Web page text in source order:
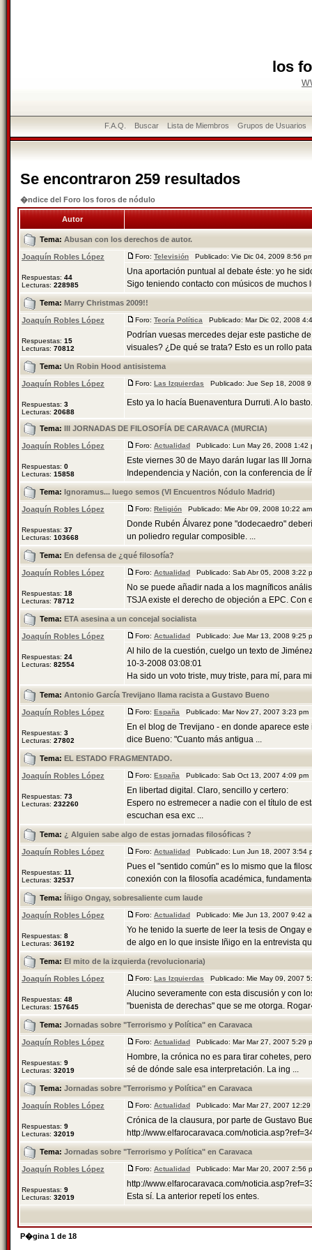
los
F.A.Q. Buscar Lista de Miembros Grupos de Usuarios
Se encontraron 259 resultados
�ndice del Foro los foros de nódulo
Autor
Tema: Abusan con los derechos de autor.
Joaquín Robles López
Respuestas: 44
Lecturas: 228985
Foro: Televisión Publicado: Vie Dic 04, 2009 8:56
Una aportación puntual al debate éste: yo he
Sigo teniendo contacto con músicos de muchos
Tema: Marry Christmas 2009!!
Joaquín Robles López
Respuestas: 15
Lecturas: 70812
Foro: Teoría Política Publicado: Mar Dic 02, 2008
Podrían vuesas mercedes dejar este pastiche
visuales? ¿De qué se trata? Esto es un rollo
Tema: Un Robin Hood antisistema
Joaquín Robles López
Respuestas: 3
Lecturas: 20688
Foro: Las Izquierdas Publicado: Jue Sep 18, 2008
Esto ya lo hacía Buenaventura Durruti. A lo
Tema: III JORNADAS DE FILOSOFÍA DE CARAVACA (MURCIA)
Joaquín Robles López
Respuestas: 0
Lecturas: 15858
Foro: Actualidad Publicado: Lun May 26, 2008
Este viernes 30 de Mayo darán lugar las III
Independencia y Nación, con la conferencia de
Tema: Ignoramus... luego semos (VI Encuentros Nódulo Madrid)
Joaquín Robles López
Respuestas: 37
Lecturas: 103668
Foro: Religión Publicado: Mie Abr 09, 2008 10:22
Donde Rubén Álvarez pone "dodecaedro"
un poliedro regular composible. ...
Tema: En defensa de ¿qué filosofía?
Joaquín Robles López
Respuestas: 18
Lecturas: 78712
Foro: Actualidad Publicado: Sab Abr 05, 2008
No se puede añadir nada a los magníficos
TSJA existe el derecho de objeción a EPC. Con
Tema: ETA asesina a un concejal socialista
Joaquín Robles López
Respuestas: 24
Lecturas: 82554
Foro: Actualidad Publicado: Jue Mar 13, 2008
Al hilo de la cuestión, cuelgo un texto de
10-3-2008 03:08:01
Ha sido un voto triste, muy triste, para mí, para
Tema: Antonio García Trevijano llama racista a Gustavo Bueno
Joaquín Robles López
Respuestas: 3
Lecturas: 27802
Foro: España Publicado: Mar Nov 27, 2007 3:23
En el blog de Trevijano - en donde aparece
dice Bueno: "Cuanto más antigua ...
Tema: EL ESTADO FRAGMENTADO.
Joaquín Robles López
Respuestas: 73
Lecturas: 232260
Foro: España Publicado: Sab Oct 13, 2007 4:09
En libertad digital. Claro, sencillo y certero:
Espero no estremecer a nadie con el título de
escuchan esa exc ...
Tema: ¿ Alguien sabe algo de estas jornadas filosóficas ?
Joaquín Robles López
Respuestas: 11
Lecturas: 32537
Foro: Actualidad Publicado: Lun Jun 18, 2007
Pues el "sentido común" es lo mismo que la
conexión con la filosofía académica,
Tema: Íñigo Ongay, sobresaliente cum laude
Joaquín Robles López
Respuestas: 8
Lecturas: 36192
Foro: Actualidad Publicado: Mie Jun 13, 2007 9:42
Yo he tenido la suerte de leer la tesis de Ongay
de algo en lo que insiste Iñigo en la entrevista
Tema: El mito de la izquierda (revolucionaria)
Joaquín Robles López
Respuestas: 48
Lecturas: 157645
Foro: Las Izquierdas Publicado: Mie May 09, 2007
Alucino severamente con esta discusión y con
"buenista de derechas" que se me otorga.
Tema: Jornadas sobre "Terrorismo y Política" en Caravaca
Joaquín Robles López
Respuestas: 9
Lecturas: 32019
Foro: Actualidad Publicado: Mar Mar 27, 2007
Hombre, la crónica no es para tirar cohetes,
sé de dónde sale esa interpretación. La ing ...
Tema: Jornadas sobre "Terrorismo y Política" en Caravaca
Joaquín Robles López
Respuestas: 9
Lecturas: 32019
Foro: Actualidad Publicado: Mar Mar 27, 2007
Crónica de la clausura, por parte de Gustavo
http://www.elfarocaravaca.com/
Tema: Jornadas sobre "Terrorismo y Política" en Caravaca
Joaquín Robles López
Respuestas: 9
Lecturas: 32019
Foro: Actualidad Publicado: Mar Mar 20, 2007
http://www.elfarocaravaca.com/
Esta sí. La anterior repetí los entes.
P�gina 1 de 18